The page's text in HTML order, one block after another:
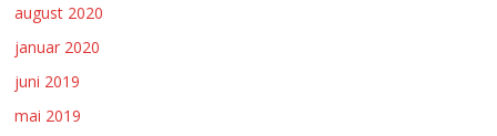
august 2020
januar 2020
juni 2019
mai 2019